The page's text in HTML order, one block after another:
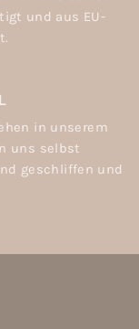
und aus EU-
in unserem
uns selbst
geschliffen und